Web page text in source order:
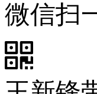
微信扫